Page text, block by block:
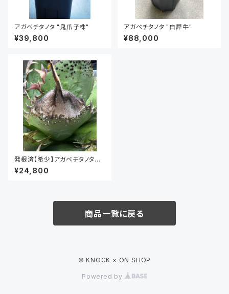
アガベチタノタ "鬼爪子株"
¥39,800
アガベチタノタ "白犀牛"
¥88,000
発根済【希少】アガベチタノタ
Agave titanota スタッズ子株
KO-097
¥24,800
商品一覧に戻る
© KNOCK × ON SHOP
Powered by